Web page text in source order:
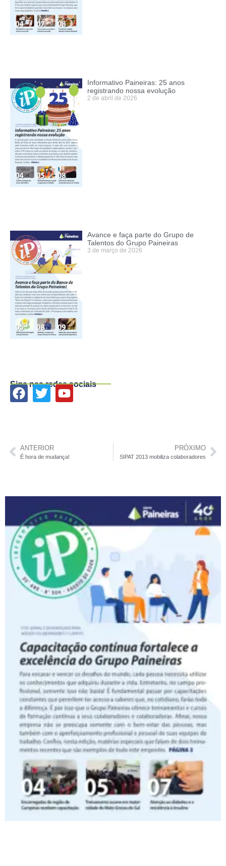
Informativo Paineiras: 25 anos
registrando nossa evolução
2 de abril de 2026
Avance e faça parte do Grupo de
Talentos do Grupo Paineiras
3 de março de 2026
Siga nas redes sociais
ANTERIOR
É hora de mudança!
PRÓXIMO
SIPAT 2013 mobiliza colaboradores